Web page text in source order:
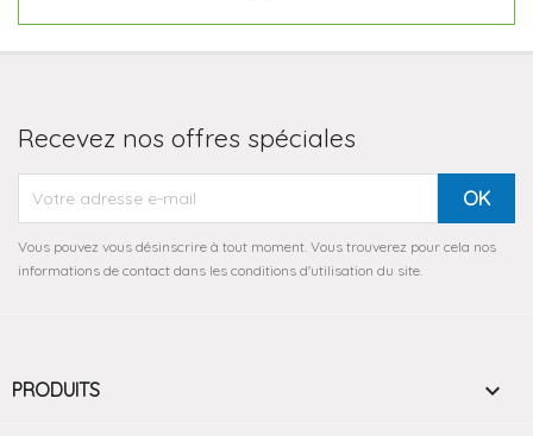
Recevez nos offres spéciales
Vous pouvez vous désinscrire à tout moment. Vous trouverez pour cela nos
informations de contact dans les conditions d'utilisation du site.
PRODUITS 